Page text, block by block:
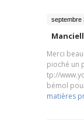
septembre
Merci
pioché un
tp://
bémol
matières